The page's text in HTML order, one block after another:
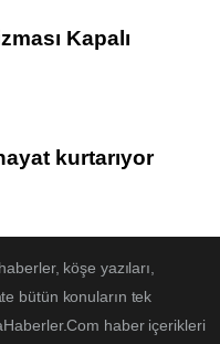
Kapalı
kurtarıyor
köşe yazıları,
bütün konuların tek
haber içerikleri